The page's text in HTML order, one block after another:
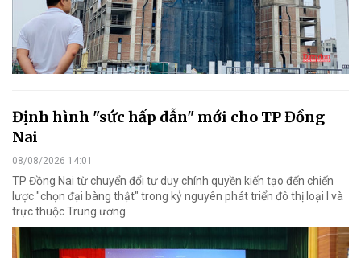
Định hình "sức hấp dẫn" mới cho TP Đồng
Nai
08/08/2026 14:01
TP Đồng Nai từ chuyển đổi tư duy chính quyền kiến tạo đến chiến
lược "chọn đại bàng thật" trong kỷ nguyên phát triển đô thị loại I và
trực thuộc Trung ương.